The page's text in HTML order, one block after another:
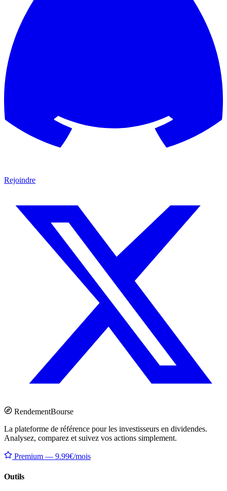
Rejoindre
RendementBourse
La plateforme de référence pour les investisseurs en dividendes.
Analysez, comparez et suivez vos actions simplement.
Premium — 9.99€/mois
Outils